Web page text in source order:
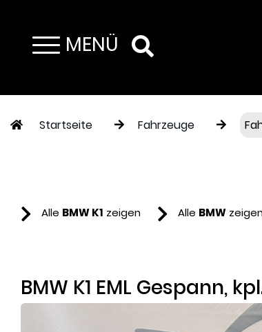
Toggle navigation
MENÜ
Startseite Fahrzeuge
Alle BMW K1 zeigen Alle BMW
BMW K1 EML Gespann,